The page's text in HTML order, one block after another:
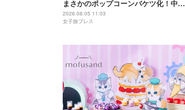
まさかのポップコーンバケツ化！中身
は味噌フレーバー
2026.08.05 11:03
女子旅プレス